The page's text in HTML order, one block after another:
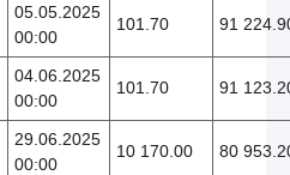
05.05.2025
00:00
101.70 91
04.06.2025
00:00
101.70 91
29.06.2025
00:00
10 170.00 80